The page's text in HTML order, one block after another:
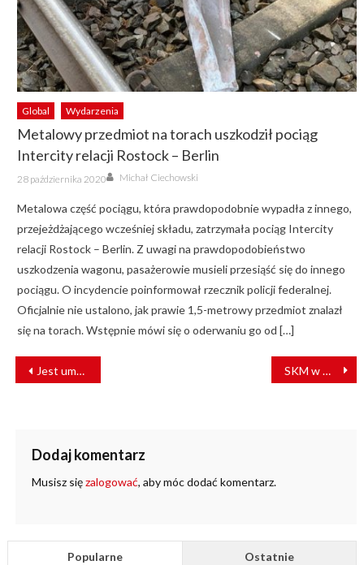
Global Wydarzenia
Metalowy przedmiot na torach uszkodził pociąg
Intercity relacji Rostock – Berlin
Posted
on
28 października 2020 Author
Michał Ciechowski
Metalowa część pociągu, która prawdopodobnie wypadła z innego,
przejeżdżającego wcześniej składu, zatrzymała pociąg Intercity
relacji Rostock – Berlin. Z uwagi na prawdopodobieństwo
uszkodzenia wagonu, pasażerowie musieli przesiąść się do innego
pociągu. O incydencie poinformował rzecznik policji federalnej.
Oficjalnie nie ustalono, jak prawie 1,5-metrowy przedmiot znalazł
się na torach. Wstępnie mówi się o oderwaniu go od […]
NAWIGACJA
WPISU
Jest umowa na modernizację ul. Piekarskiej w Bytomiu SKM w Warszawie testuje Impulsy 2 [VIDEO]
Dodaj komentarz
Musisz sięzalogować, aby móc dodać komentarz.
Popularne Ostatnie